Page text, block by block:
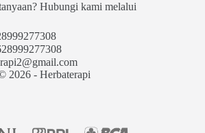
Hubungi kami melalui
2026 - Herbaterapi